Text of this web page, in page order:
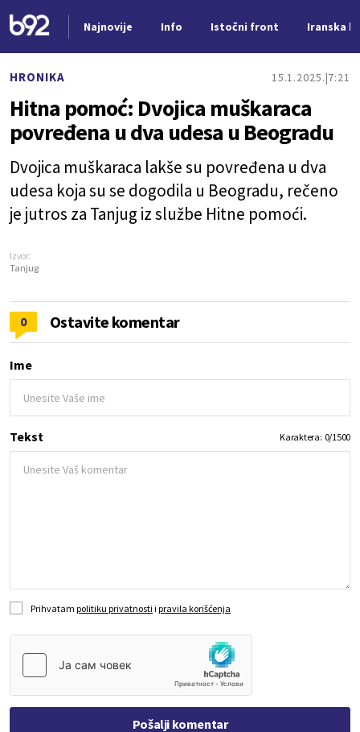
Najnovije Info Istočni front Iranska
HRONIKA 15.1.2025. 7:21
Hitna pomoć: Dvojica muškaraca
povređena u dva udesa u Beogradu
Dvojica muškaraca lakše su povređena u dva
udesa koja su se dogodila u Beogradu, rečeno
je jutros za Tanjug iz službe Hitne pomoći.
Izvor:
Tanjug
0 Ostavite komentar
Ime
Tekst Karaktera: 0/1500
Prihvatam politiku privatnosti i pravila korišćenja
Pošalji komentar